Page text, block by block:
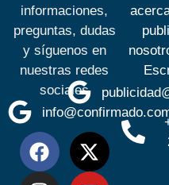
informaciones,
preguntas, dudas
y síguenos en
nuestras redes
sociales